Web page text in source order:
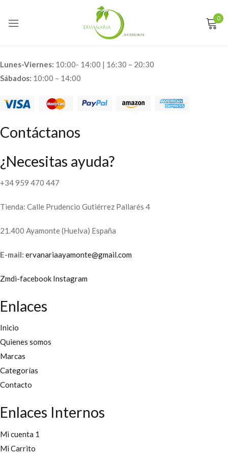
0
Lunes-Viernes: 10:00- 14:00 | 16:30 – 20:30
Sábados: 10:00 – 14:00
Contáctanos
¿Necesitas ayuda?
+34 959 470 447
Tienda: Calle Prudencio Gutiérrez Pallarés 4
21.400 Ayamonte (Huelva) España
E-mail: ervanariaayamonte@gmail.com
Zmdi-facebook Instagram
Enlaces
Inicio
Quienes somos
Marcas
Categorías
Contacto
Enlaces Internos
Mi cuenta 1
Mi Carrito
Sign in